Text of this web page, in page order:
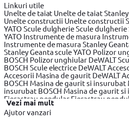
Linkuri utile
Unelte de taiat Unelte de taiat Stanley
Unelte constructii Unelte constructii
YATO Scule dulgherieScule
YATO Instrumente de masura
Instrumente de masura Stanley
StanleyGeanta scule YATO Polizor
BOSCH Polizor unghiular DeWALT
BOSCH Scule electrice DeWALT
Accesorii Masina de gaurit DeWALT
BOSCH Masina de gaurit si insurubat
insurubat BOSCH Masina de gaurit si
Fierastrau pendular Fierastrau
pendular DeWALT
DeWALTFierastrau circular BOSCH
Vezi mai mult
Ajutor vanzari